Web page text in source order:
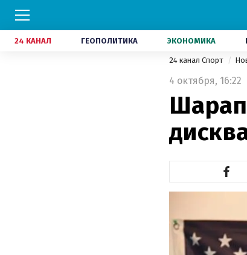
24 КАНАЛ ГЕОПОЛИТИКА ЭКОНОМИКА
24 канал Спорт
4 октября, 16:22